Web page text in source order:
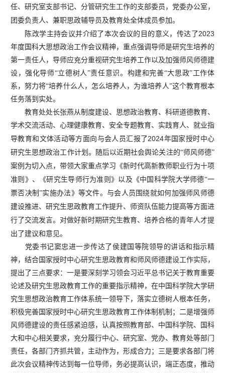
任、研究室支部书记、分管研究生工作的支部委员，党委办公室，
团委负责人、兼职思政辅导员及教育处全体成员参加。
陈改学主持会议并介绍了本次会议的目的意义，传达了2023
年度国科大思想政治工作会议精神，重点强调导师是研究生培养的
第一责任人，导师应充分重视研究生培养工作以及加强师风师德建
设，强化导师“立德树人”责任意识。构建和完善“大思政”工作体
系，努力将“培养什么人，怎么培养人，为谁培养人”这个教育根本
任务落到实处。
教育处处长张燕从制度建设、思想政治教育、科研道德教育、
学术交流活动、心理健康教育、安全专题教育、实践育人、就业指
导教育和文体活动等方面向与会人员汇报了2024年国家授时中心
研究生思想政治工作计划。随后以近期社会舆论关注的“师风师德”
案例为切入点，带领大家重点学习《新时代高新教师职业行为十项
准则》、《研究生导师行为准则》以及《中国科学院大学师德“一
票否决制”实施办法》等文件。与会人员围绕就如何加强师风师德
建设推进、研究生思政教育工作提升、师资队伍能力提高等方面进
行了交流发言。对做好新时期研究生教育、培养合格的青年人才提
出了建议和意见。
党委书记窦忠进一步传达了侯建国等院领导的讲话和指示精
神，结合国家授时中心研究生思政教育和师风师德建设工作实际，
提出了三点要求：一是要深刻学习领会习近平总书记关于教育重要
论述及研究生思政教育工作的重要指示精神，在中国科学院大学研
究生思想政治教育工作体系统一领导下，落实立德树人根本任务，
积极完善国家授时中心研究生思政教育工作体制机制；二是增强师
风师德建设的责任感紧迫感，认真按照教育部、中国科学院、国科
大和中心相关要求，充分履行中心、研究室、党办、教育处等部门
责任，各部门齐抓共管，主动作为，形成合力；三是要求各部门将
此次会议精神传达到每一位导师，务必提高认识，端正态度，推动